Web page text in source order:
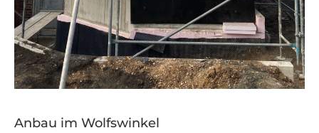
Anbau im Wolfswinkel